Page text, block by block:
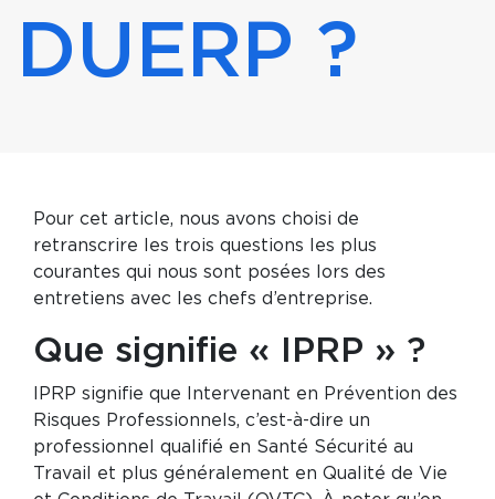
DUERP ?
Pour cet article, nous avons choisi de
retranscrire les trois questions les plus
courantes qui nous sont posées lors des
entretiens avec les chefs d’entreprise.
Que signifie « IPRP » ?
IPRP signifie que Intervenant en Prévention des
Risques Professionnels, c’est-à-dire un
professionnel qualifié en Santé Sécurité au
Travail et plus généralement en Qualité de Vie